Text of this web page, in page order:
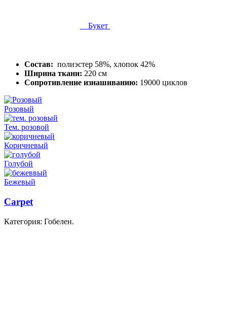
Букет
Состав: полиэстер 58%, хлопок 42%
Ширина ткани: 220 см
Сопротивление изнашиванию: 19000 циклов
Розовый
Тем. розовой
Коричневый
Голубой
Бежевый
Carpet
Категория: Гобелен.